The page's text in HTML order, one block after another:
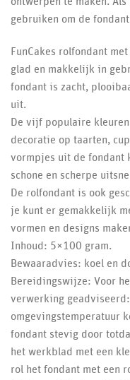
gebruiken om de
FunCakes rolfondant
glad en makkelijk in
fondant is zacht,
uit.
De vijf populaire
decoratie op taarten,
vormpjes uit de fondant
schone en scherpe
De rolfondant is ook
je kunt er gemakkelijk
vormen en designs
Inhoud: 5×100 gram.
Bewaaradvies: koel en
Bereidingswijze: Voor
verwerking
omgevingstemperatuur
fondant stevig door
het werkblad met een
rol het fondant met een